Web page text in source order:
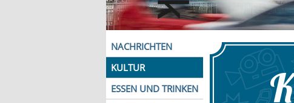
NACHRICHTEN
KULTUR
ESSEN UND TRINKEN